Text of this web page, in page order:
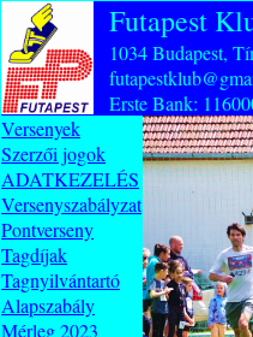
1034 Budapest,
Erste Bank:
Versenyek
Szerzői jogok
ADATKEZELÉS
Versenyszabályzat
Pontverseny
Tagdíjak
Tagnyilvántartó
Alapszabály
Mérleg 2023